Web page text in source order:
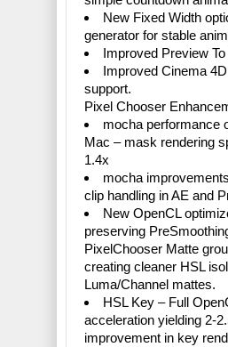
New Fixed Width
generator for stable
Improved Preview
Improved Cinema
support.
Pixel Chooser
mocha performance
Mac – mask rendering
1.4x
mocha
clip handling in AE and
New OpenCL
preserving
PixelChooser Matte
creating cleaner HSL
Luma/Channel mattes.
HSL Key – Full
acceleration yielding 2-
improvement in key